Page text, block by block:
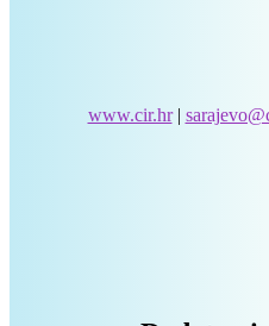
www.cir.hr|